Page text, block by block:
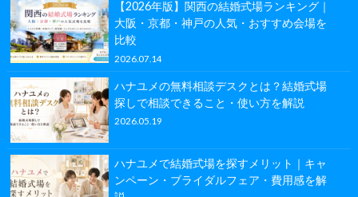
【2026年版】関西の結婚式場ランキング｜
大阪・京都・神戸の人気・おすすめ会場を
比較
2026.07.14
ハナユメの無料相談デスクとは？結婚式場
探しで相談できること・使い方を解説
2026.05.19
ハナユメで結婚式場を探すメリット｜キャ
ンペーン・ブライダルフェア・費用感を解